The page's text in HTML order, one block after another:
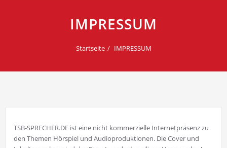
IMPRESSUM
Startseite IMPRESSUM
TSB-SPRECHER.DE ist eine nicht kommerzielle Internetpräsenz zu
den Themen Hörspiel und Audioproduktionen. Die Cover und